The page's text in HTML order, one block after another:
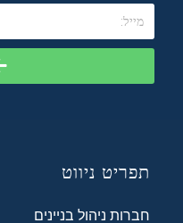
תפריט ניווט
חברות ניהול בניינים